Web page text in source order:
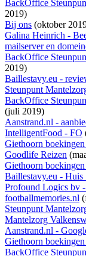
BackOffice
2019)
Bij ons (oktober
Galina Heinrich -
mailserver en
BackOffice
2019)
Baillestavy.eu -
Steunpunt
BackOffice
(juli 2019)
Aanstrand.nl -
IntelligentFood - FO
Giethoorn
Goodlife Reizen
Giethoorn
Baillestavy.eu - Huis
Profound Logics bv -
footballmemories.nl
Steunpunt
Mantelzorg
Aanstrand.nl -
Giethoorn
BackOffice